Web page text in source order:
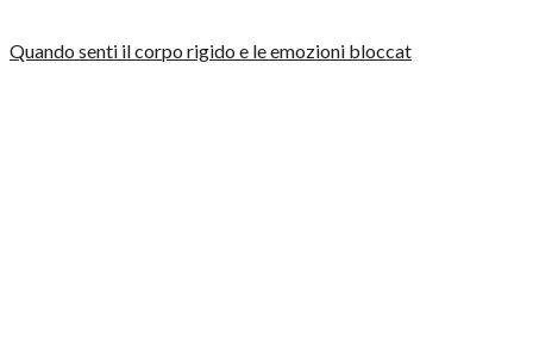
Quando senti il corpo rigido e le emozioni bloccat